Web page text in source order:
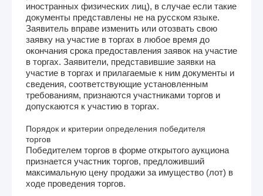
иностранных физических лиц), в случае если такие
документы представлены не на русском языке.
Заявитель вправе изменить или отозвать свою
заявку на участие в торгах в любое время до
окончания срока предоставления заявок на участие
в торгах. Заявители, представившие заявки на
участие в торгах и прилагаемые к ним документы и
сведения, соответствующие установленным
требованиям, признаются участниками торгов и
допускаются к участию в торгах.
Порядок и критерии определения победителя
торгов
Победителем торгов в форме открытого аукциона
признается участник торгов, предложивший
максимальную цену продажи за имущество (лот) в
ходе проведения торгов.